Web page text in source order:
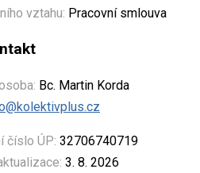
vztahu: Pracovní smlouva
Bc. Martin Korda
číslo ÚP: 32706740719
3. 8. 2026